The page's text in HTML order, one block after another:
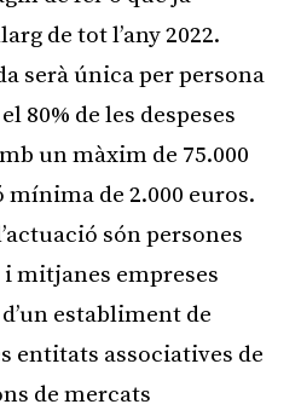
de tot l’any 2022.
serà única per persona
80% de les despeses
un màxim de 75.000
de 2.000 euros.
són persones
mitjanes empreses
establiment de
entitats associatives de
de mercats